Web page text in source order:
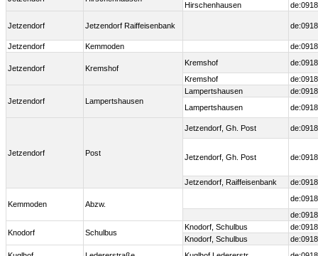
Hirschenhausen
Jetzendorf Jetzendorf Raiffeisenbank
Jetzendorf Kemmoden
Jetzendorf Kremshof
Kremshof
Kremshof
Jetzendorf Lampertshausen
Lampertshausen
Lampertshausen
Jetzendorf Post
Jetzendorf, Gh. Post
Jetzendorf, Gh. Post
Jetzendorf, Raiffeisenbank
Kemmoden Abzw.
Knodorf Schulbus
Knodorf, Schulbus
Knodorf, Schulbus